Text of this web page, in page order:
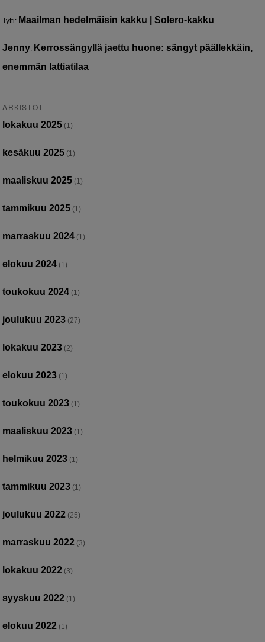
Tytti: Maailman hedelmäisin kakku | Solero-kakku
Jenny: Kerrossängyllä jaettu huone: sängyt päällekkäin,
enemmän lattiatilaa
ARKISTOT
lokakuu 2025 (1)
kesäkuu 2025 (1)
maaliskuu 2025 (1)
tammikuu 2025 (1)
marraskuu 2024 (1)
elokuu 2024 (1)
toukokuu 2024 (1)
joulukuu 2023 (27)
lokakuu 2023 (2)
elokuu 2023 (1)
toukokuu 2023 (1)
maaliskuu 2023 (1)
helmikuu 2023 (1)
tammikuu 2023 (1)
joulukuu 2022 (25)
marraskuu 2022 (3)
lokakuu 2022 (3)
syyskuu 2022 (1)
elokuu 2022 (1)